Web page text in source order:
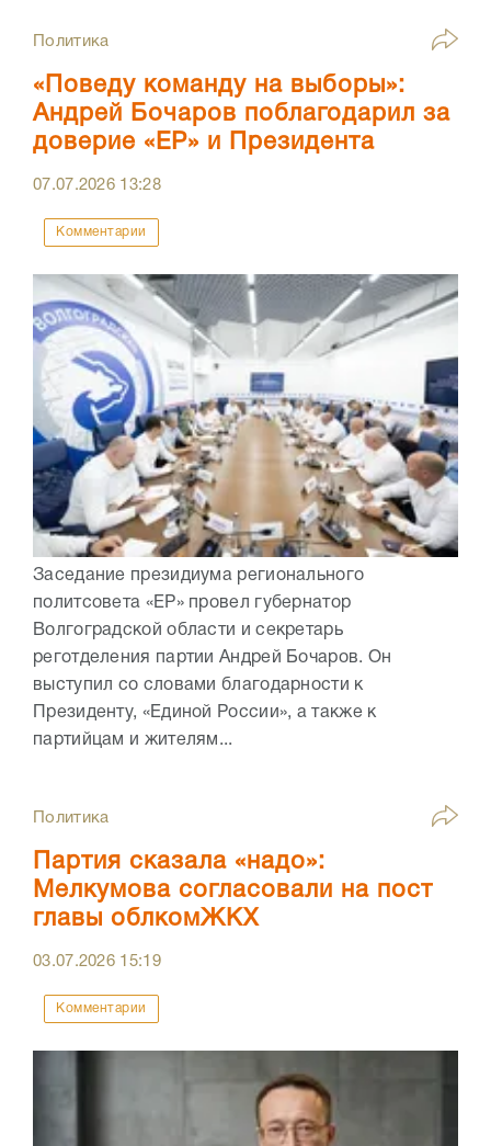
Политика
«Поведу команду на выборы»:
Андрей Бочаров поблагодарил за
доверие «ЕР» и Президента
07.07.2026 13:28
Комментарии
Заседание президиума регионального
политсовета «ЕР» провел губернатор
Волгоградской области и секретарь
реготделения партии Андрей Бочаров. Он
выступил со словами благодарности к
Президенту, «Единой России», а также к
партийцам и жителям...
Политика
Партия сказала «надо»:
Мелкумова согласовали на пост
главы облкомЖКХ
03.07.2026 15:19
Комментарии